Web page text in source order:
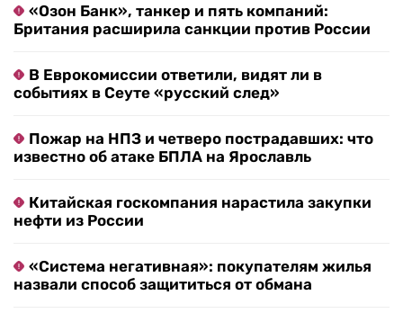
«Озон Банк», танкер и пять компаний:
Британия расширила санкции против России
В Еврокомиссии ответили, видят ли в
событиях в Сеуте «русский след»
Пожар на НПЗ и четверо пострадавших: что
известно об атаке БПЛА на Ярославль
Китайская госкомпания нарастила закупки
нефти из России
«Система негативная»: покупателям жилья
назвали способ защититься от обмана